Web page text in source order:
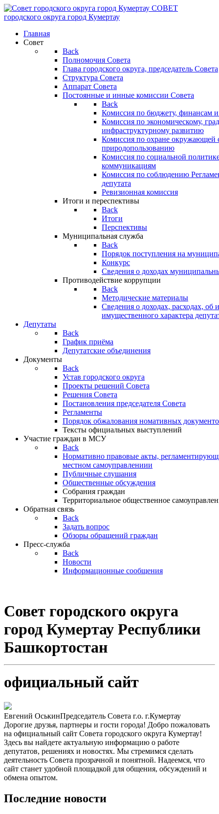
СОВЕТ
городского округа город Кумертау
Главная
Совет
Back
Полномочия Совета
Глава городского округа, председатель Совета
Структура Совета
Аппарат Совета
Постоянные и инные комиссии Совета
Back
Комиссия по бюджету, финансам и
Комиссия по экономическому,
инфраструктурному развитию
Комиссия по охране окружающей
природопользованию
Комиссия по социальной
коммуникациям
Комиссия по соблюдению
депутата
Ревизионная комиссия
Итоги и переспективы
Back
Итоги
Перспективы
Муниципальная служба
Back
Порядок поступления на
Конкурс
Сведения о доходах
Противодействие коррупции
Back
Методические материалы
Сведения о доходах, расходах, об
имущественного характера
Депутаты
Back
График приёма
Депутатские объединения
Документы
Back
Устав городского округа
Проекты решений Совета
Решения Совета
Постановления председателя Совета
Регламенты
Порядок обжалования номативных
Тексты официальных выступлений
Участие граждан в МСУ
Back
Нормативно правовые акты,
местном самоуправлениии
Публичные слушания
Общественные обсуждения
Собрания граждан
Территориальное общественное
Обратная связь
Back
Задать вопрос
Обзоры обращений граждан
Пресс-служба
Back
Новости
Информационные сообщения
Совет городского округа
город Кумертау Республики
Башкортостан
официальный сайт
Евгений ОськинПредседатель Совета г.о. г.Кумертау
Дорогие друзья, партнеры и гости города! Добро пожаловать
на официальный сайт Совета городского округа Кумертау!
Здесь вы найдете актуальную информацию о работе
депутатов, решениях и новостях. Мы стремимся сделать
деятельность Совета прозрачной и понятной. Надеемся, что
сайт станет удобной площадкой для общения, обсуждений и
обмена опытом.
Последние новости